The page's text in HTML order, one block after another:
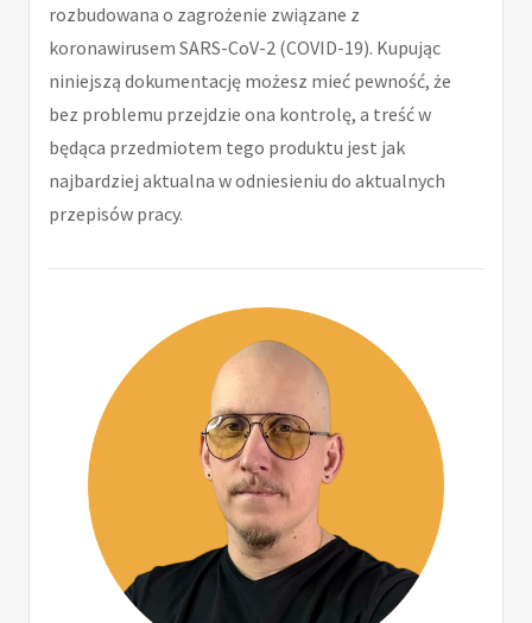
rozbudowana o zagrożenie związane z
koronawirusem SARS-CoV-2 (COVID-19). Kupując
niniejszą dokumentację możesz mieć pewność, że
bez problemu przejdzie ona kontrolę, a treść w
będąca przedmiotem tego produktu jest jak
najbardziej aktualna w odniesieniu do aktualnych
przepisów pracy.